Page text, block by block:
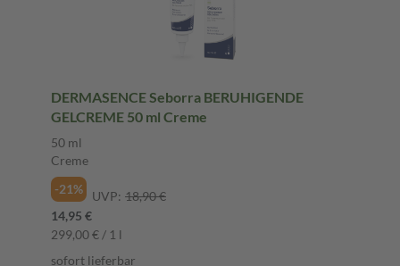
DERMASENCE Seborra BERUHIGENDE
GELCREME 50 ml Creme
50 ml
Creme
-21%
UVP: 18,90 €
14,95 €
299,00 € / 1 l
sofort lieferbar